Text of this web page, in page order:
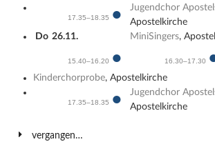
17.35–18.35 ● Jugendchor
Apostelkirche
Do 26.11.
15.40–16.20 ●
MiniSingers,
16.30–17.30
Kinderchorprobe, Apostelkirche
17.35–18.35 ● Jugendchor
Apostelkirche
vergangen…